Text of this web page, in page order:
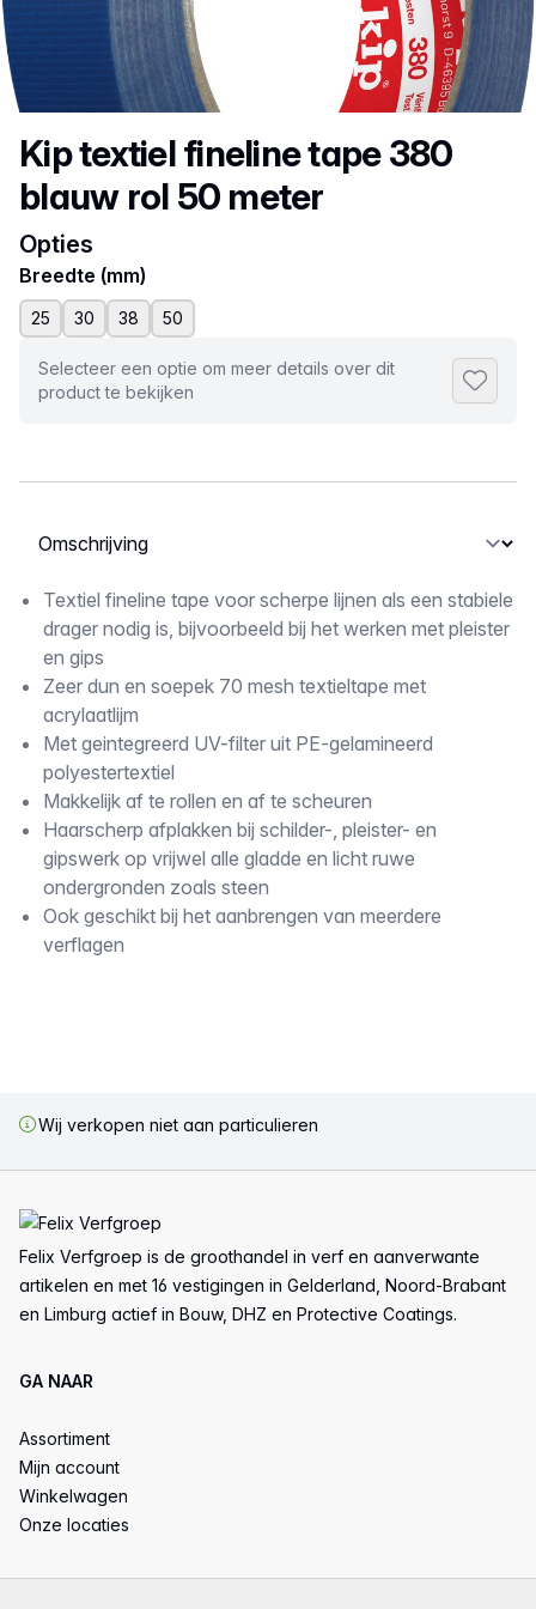
Productnaam
Kip textiel fineline tape 380
blauw rol 50 meter
Opties
Breedte (mm)
25 30 38 50
Selecteer een optie om meer details over dit
product te bekijken
Selecteer een tabblad
Omschrijving
Textiel fineline tape voor scherpe lijnen als een stabiele
drager nodig is, bijvoorbeeld bij het werken met pleister
en gips
Zeer dun en soepek 70 mesh textieltape met
acrylaatlijm
Met geintegreerd UV-filter uit PE-gelamineerd
polyestertextiel
Makkelijk af te rollen en af te scheuren
Haarscherp afplakken bij schilder-, pleister- en
gipswerk op vrijwel alle gladde en licht ruwe
ondergronden zoals steen
Ook geschikt bij het aanbrengen van meerdere
verflagen
Wij verkopen niet aan particulieren
Felix Verfgroep is de groothandel in verf en aanverwante
artikelen en met 16 vestigingen in Gelderland, Noord-Brabant
en Limburg actief in Bouw, DHZ en Protective Coatings.
GA NAAR
Assortiment
Mijn account
Winkelwagen
Onze locaties